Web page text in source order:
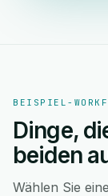
BEISPIEL-
Dinge,
beiden
Wählen Sie